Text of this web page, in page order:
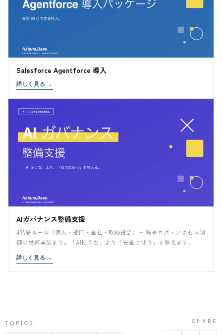
Salesforce Agentforce 導入
詳しく見る →
AIガバナンス整備支援
4階層ルール（個人・部門・全社・取締役会）＋ 監査ログ・アクセス制
御の技術実装まで。「AI使うな」より「安全に使う」を整えます。
詳しく見る →
TOPICS SHARE